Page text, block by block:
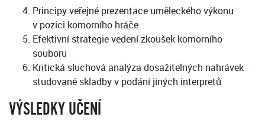
Principy veřejné prezentace uměleckého výkonu
v pozici komorního hráče
Efektivní strategie vedení zkoušek komorního
souboru
Kritická sluchová analýza dosažitelných nahrávek
studované skladby v podání jiných interpretů
VÝSLEDKY UČENÍ